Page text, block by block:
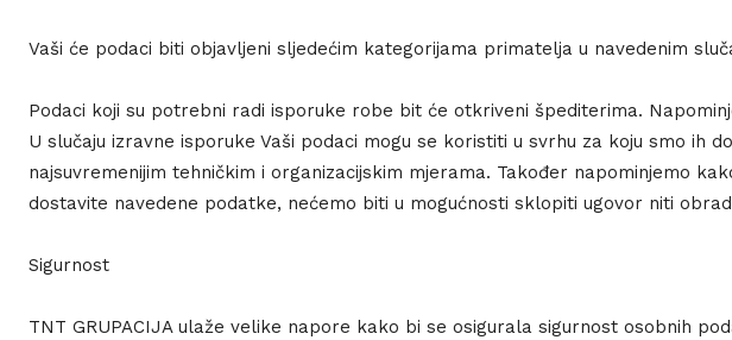
Vaši će podaci biti objavljeni sljedećim kategorijama primatelja u navedenim
Podaci koji su potrebni radi isporuke robe bit će otkriveni špediterima.
U slučaju izravne isporuke Vaši podaci mogu se koristiti u svrhu za koju smo
najsuvremenijim tehničkim i organizacijskim mjerama. Također napominjemo
dostavite navedene podatke, nećemo biti u mogućnosti sklopiti ugovor niti
Sigurnost
TNT GRUPACIJA ulaže velike napore kako bi se osigurala sigurnost osobnih